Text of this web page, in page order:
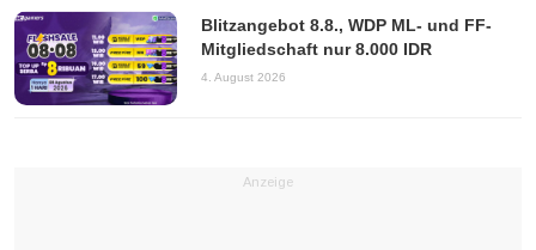
Blitzangebot 8.8., WDP ML- und FF-
Mitgliedschaft nur 8.000 IDR
4. August 2026
Anzeige